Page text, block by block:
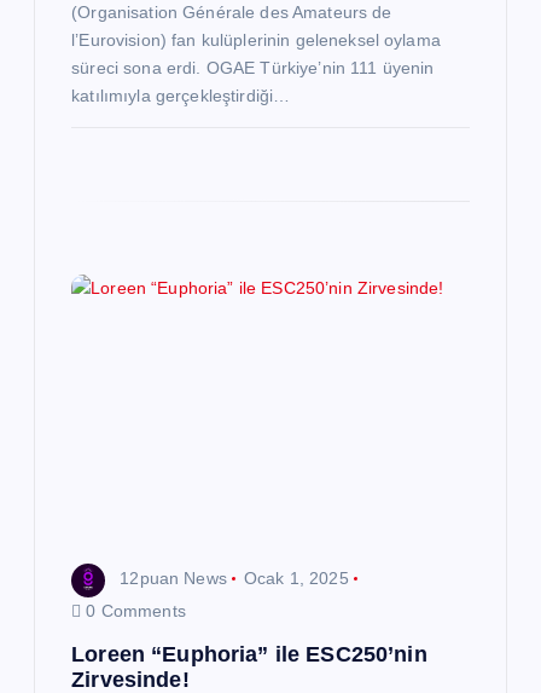
(Organisation Générale des Amateurs de
l’Eurovision) fan kulüplerinin geleneksel oylama
süreci sona erdi. OGAE Türkiye’nin 111 üyenin
katılımıyla gerçekleştirdiği…
12puan News
Ocak 1, 2025
0 Comments
Loreen “Euphoria” ile ESC250’nin
Zirvesinde!